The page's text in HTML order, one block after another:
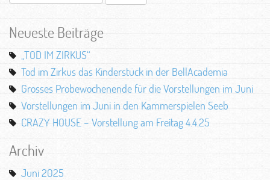
nach:
Neueste Beiträge
„TOD IM ZIRKUS“
Tod im Zirkus das Kinderstück in der BellAcademia
Grosses Probewochenende für die Vorstellungen im Juni
Vorstellungen im Juni in den Kammerspielen Seeb
CRAZY HOUSE – Vorstellung am Freitag 4.4.25
Archiv
Juni 2025